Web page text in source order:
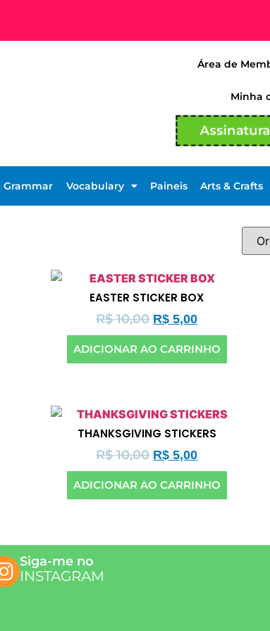
Área de
Minha
Grammar Vocabulary Paineis Arts & Crafts
EASTER STICKER BOX
R$10,00 R$ 5,00
ADICIONAR AO CARRINHO
THANKSGIVING STICKERS
R$10,00 R$ 5,00
ADICIONAR AO CARRINHO
Siga-me no
INSTAGRAM